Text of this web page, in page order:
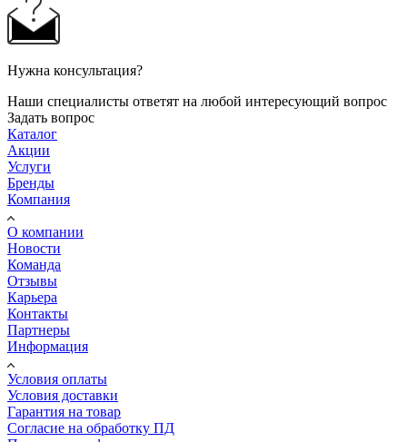
Нужна консультация?
Наши специалисты ответят на любой интересующий вопрос
Задать вопрос
Каталог
Акции
Услуги
Бренды
Компания
О компании
Новости
Команда
Отзывы
Карьера
Контакты
Партнеры
Информация
Условия оплаты
Условия доставки
Гарантия на товар
Согласие на обработку ПД